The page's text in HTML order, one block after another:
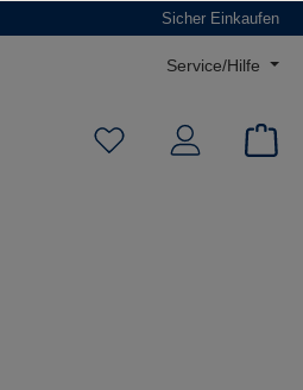
Sicher Einkaufen
Service/Hilfe